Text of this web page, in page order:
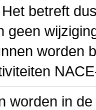
betreft
geen
worden
worden in